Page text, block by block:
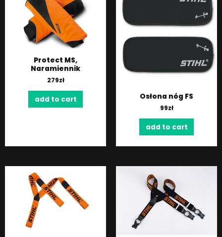
Protect MS,
Naramiennik
279zł
add to cart Osłona nóg FS
99zł
add to cart